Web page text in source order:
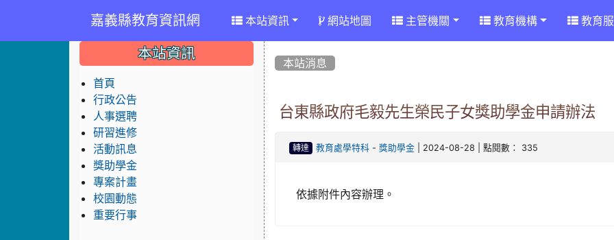
嘉義縣教育資訊網 本站資訊 網站地圖 主管機關 教育機構 教育
本站消息
台東縣政府毛毅先生榮民子女獎助學金申請辦法
轉達 教育處學特科 - 獎助學金 | 2024-08-28 | 點閱數： 335
依據附件內容辦理。
::: 本站資訊
首頁
行政公告
人事選聘
研習進修
活動訊息
獎助學金
專案計畫
校園動態
重要行事